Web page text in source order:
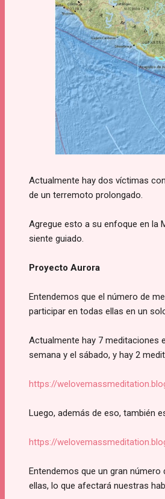
Actualmente hay dos víctimas
de un terremoto prolongado.
Agregue esto a su enfoque en la
siente guiado.
Proyecto Aurora
Entendemos que el número de
participar en todas ellas en un
Actualmente hay 7 meditaciones
semana y el sábado, y hay 2
https://
Luego, además de eso, también
https://
Entendemos que un gran
ellas, lo que afectará nuestras